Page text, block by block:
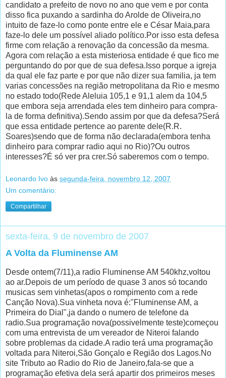
candidato a prefeito de novo no ano que vem e por conta
disso fica puxando a sardinha do Arolde de Oliveira,no
intuito de faze-lo como ponte entre ele e César Maia,para
faze-lo dele um possível aliado político.Por isso esta defesa
firme com relação a renovação da concessão da mesma.
Agora com relação a esta misteriosa entidade é que fico me
perguntando do por que de sua defesa.Isso porque a igreja
da qual ele faz parte e por que não dizer sua familia, ja tem
varias concessões na região metropolitana da Rio e mesmo
no estado todo(Rede Aleluia 105,1 e 91,1 alem da 104,5
que embora seja arrendada eles tem dinheiro para compra-
la de forma definitiva).Sendo assim por que da defesa?Será
que essa entidade pertence ao parente dele(R.R.
Soares)sendo que de forma não declarada(embora tenha
dinheiro para comprar radio aqui no Rio)?Ou outros
interesses?É só ver pra crer.Só saberemos com o tempo.
Leonardo Ivo às segunda-feira, novembro 12, 2007
Um comentário:
Compartilhar
sexta-feira, 9 de novembro de 2007
A Volta da Fluminense AM
Desde ontem(7/11),a radio Fluminense AM 540khz,voltou
ao ar.Depois de um período de quase 3 anos só tocando
musicas sem vinhetas(apos o rompimento com a rede
Canção Nova).Sua vinheta nova é:"Fluminense AM, a
Primeira do Dial",ja dando o numero de telefone da
radio.Sua programação nova(possivelmente teste)começou
com uma entrevista de um vereador de Niteroi falando
sobre problemas da cidade.A radio terá uma programação
voltada para Niteroi,São Gonçalo e Região dos Lagos.No
site Tributo ao Radio do Rio de Janeiro,fala-se que a
programação efetiva dela será apartir dos primeiros meses